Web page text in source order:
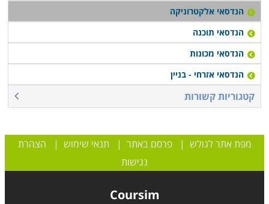
הנדסאי אלקטרוניקה
הנדסאי תוכנה
הנדסאי מכונות
הנדסאי אזרחי - בניין
קטגוריות קשורות
מפת אתר לגולש |פרסם באתר | תנאי שימוש | הצהרת
נגישות
Coursim